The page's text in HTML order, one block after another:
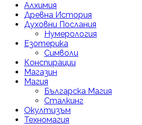
Алхимия
Древна История
Духовни Послания
Нумерология
Езотерика
Символи
Конспирации
Магазин
Магия
Българска Магия
Сталкинг
Окултизъм
Техномагия